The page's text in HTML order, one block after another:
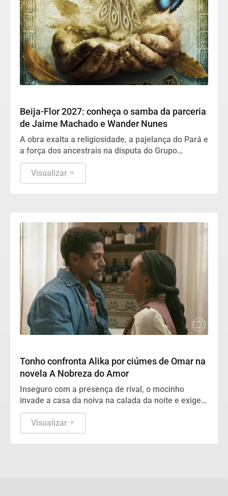
Beija-Flor 2027: conheça o samba da parceria
de Jaime Machado e Wander Nunes
A obra exalta a religiosidade, a pajelança do Pará e
a força dos ancestrais na disputa do Grupo
Especial do Rio de Janeiro para o próximo
Carnaval.
Visualizar
Tonho confronta Alika por ciúmes de Omar na
novela A Nobreza do Amor
Inseguro com a presença de rival, o mocinho
invade a casa da noiva na calada da noite e exige
saber suas verdadeiras intenções quanto ao futuro
do casal.
Visualizar